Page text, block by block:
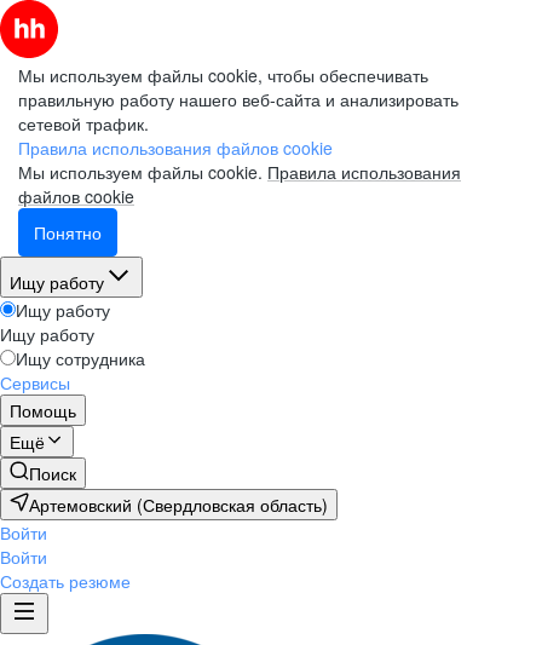
Мы используем файлы cookie, чтобы обеспечивать
правильную работу нашего веб-сайта и анализировать
сетевой трафик.
Правила использования файлов cookie
Мы используем файлы cookie. Правила использования
файлов cookie
Понятно
Ищу работу
Ищу работу
Ищу работу
Ищу сотрудника
Сервисы
Помощь
Ещё
Поиск
Артемовский (Свердловская область)
Войти
Войти
Создать резюме